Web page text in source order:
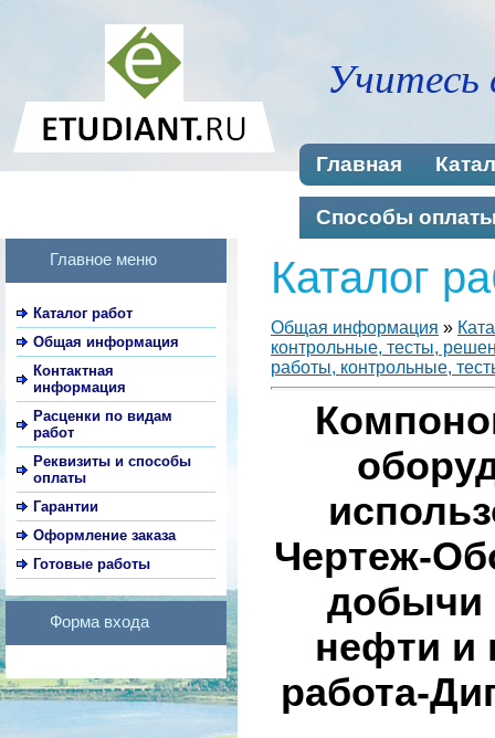
Учитесь
Главная
Способы
Главное меню
Каталог работ
Общая информация
Контактная
информация
Расценки по видам
работ
Реквизиты и способы
оплаты
Гарантии
Оформление заказа
Готовые работы
Форма входа
Каталог
Общая информация »
контрольные, тесты,
работы, контрольные,
Чертеж-
добычи
нефти и
работа-